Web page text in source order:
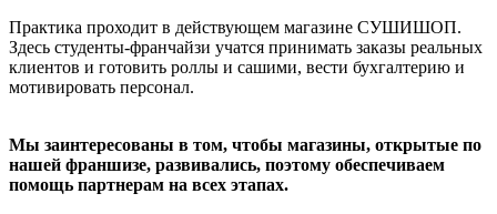
Практика проходит в действующем магазине СУШИШОП.
Здесь студенты-франчайзи учатся принимать заказы реальных
клиентов и готовить роллы и сашими, вести бухгалтерию и
мотивировать персонал.
Мы заинтересованы в том, чтобы магазины, открытые по
нашей франшизе, развивались, поэтому обеспечиваем
помощь партнерам на всех этапах.